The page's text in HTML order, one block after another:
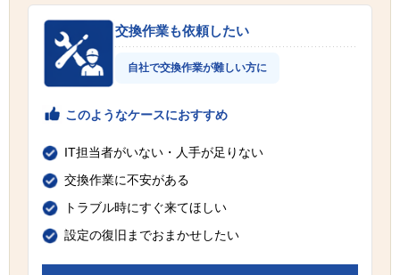
交換作業も依頼したい
自社で交換作業が難しい方に
このようなケースにおすすめ
IT担当者がいない・人手が足りない
交換作業に不安がある
トラブル時にすぐ来てほしい
設定の復旧までおまかせしたい